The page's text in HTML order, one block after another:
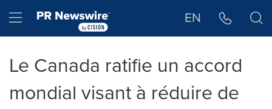
Hamburger menu EN
Le Canada ratifie un accord
mondial visant à réduire de